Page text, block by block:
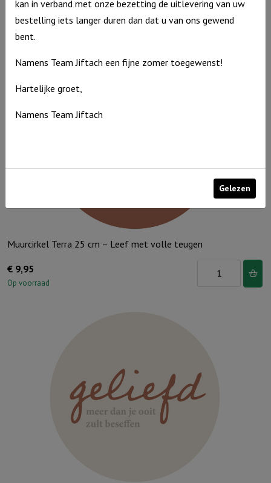
9,95
Muurcirkel Terra 25 cm – Leef met volle teugen
€ 9,95
Op voorraad
Muurcirkel
volle
teugen
kan in verband met onze bezetting de uitlevering van uw
bestelling iets langer duren dan dat u van ons gewend
bent.
Namens Team Jiftach een fijne zomer toegewenst!
Hartelijke groet,
Namens Team Jiftach
Gelezen